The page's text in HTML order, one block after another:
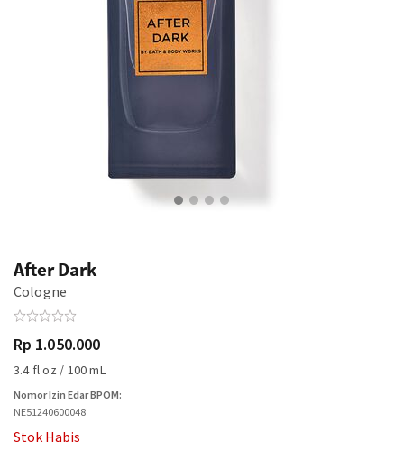
After Dark
Cologne
Rp 1.050.000
3.4 fl oz / 100 mL
Nomor Izin Edar BPOM:
NE51240600048
Stok Habis